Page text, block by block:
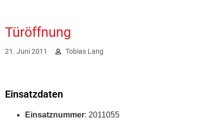
Türöffnung
21. Juni 2011 Tobias Lang
Einsatzdaten
Einsatznummer: 2011055